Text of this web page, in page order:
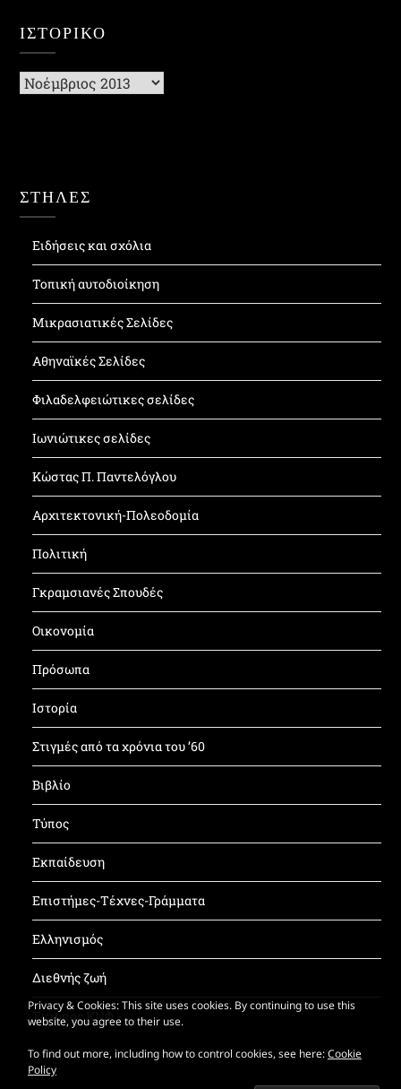
ΙΣΤΟΡΙΚΌ
Ιστορικό
ΣΤΗΛΕΣ
Ειδήσεις και σχόλια
Τοπική αυτοδιοίκηση
Μικρασιατικές Σελίδες
Αθηναϊκές Σελίδες
Φιλαδελφειώτικες σελίδες
Ιωνιώτικες σελίδες
Κώστας Π. Παντελόγλου
Αρχιτεκτονική-Πολεοδομία
Πολιτική
Γκραμσιανές Σπουδές
Οικονομία
Πρόσωπα
Ιστορία
Στιγμές από τα χρόνια του ’60
Βιβλίο
Τύπος
Εκπαίδευση
Επιστήμες-Τέχνες-Γράμματα
Ελληνισμός
Διεθνής ζωή
Έντυπος ΚΝΦ
Privacy & Cookies: This site uses cookies. By continuing to use this
website, you agree to their use.
To find out more, including how to control cookies, see here:Cookie
Policy